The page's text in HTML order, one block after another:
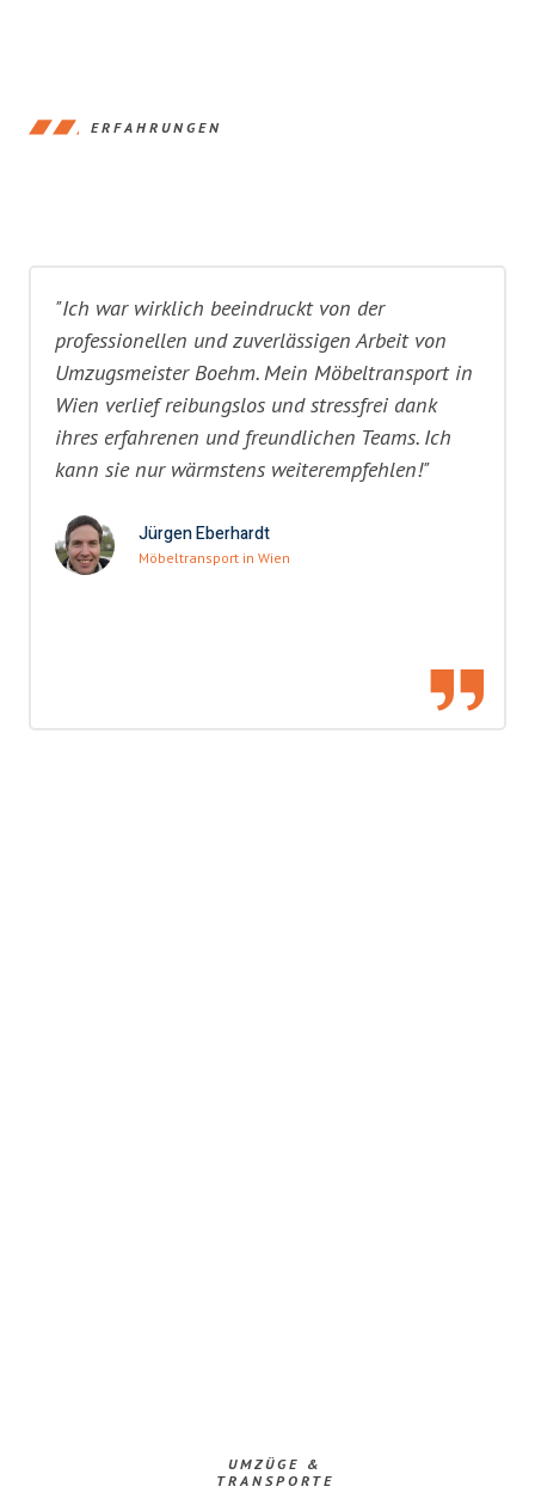
ERFAHRUNGEN
"Ich war wirklich beeindruckt von der
professionellen und zuverlässigen Arbeit von
Umzugsmeister Boehm. Mein Möbeltransport in
Wien verlief reibungslos und stressfrei dank
ihres erfahrenen und freundlichen Teams. Ich
kann sie nur wärmstens weiterempfehlen!"
Jürgen Eberhardt
Möbeltransport in Wien
UMZÜGE &
TRANSPORTE